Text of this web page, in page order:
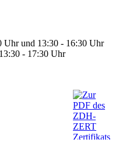
Uhr und 13:30 - 16:30 Uhr
- 17:30 Uhr